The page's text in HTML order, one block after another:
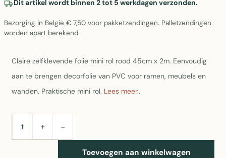
Dit artikel wordt binnen 2 tot 5 werkdagen verzonden.
Bezorging in België € 7,50 voor pakketzendingen. Palletzendingen
worden apart berekend.
Claire zelfklevende folie mini rol rood 45cm x 2m. Eenvoudig
aan te brengen decorfolie van PVC voor ramen, meubels en
wanden. Praktische mini rol. Lees meer..
AANTAL+ −
Toevoegen aan winkelwagen